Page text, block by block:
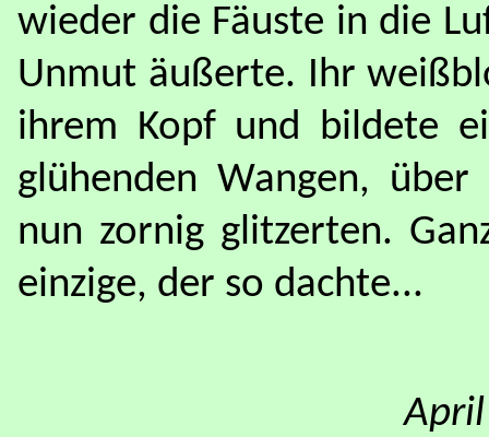
wieder die Fäuste in die
Unmut äußerte. Ihr
ihrem Kopf und bildete
glühenden Wangen,
nun zornig glitzerten.
einzige, der so dachte...